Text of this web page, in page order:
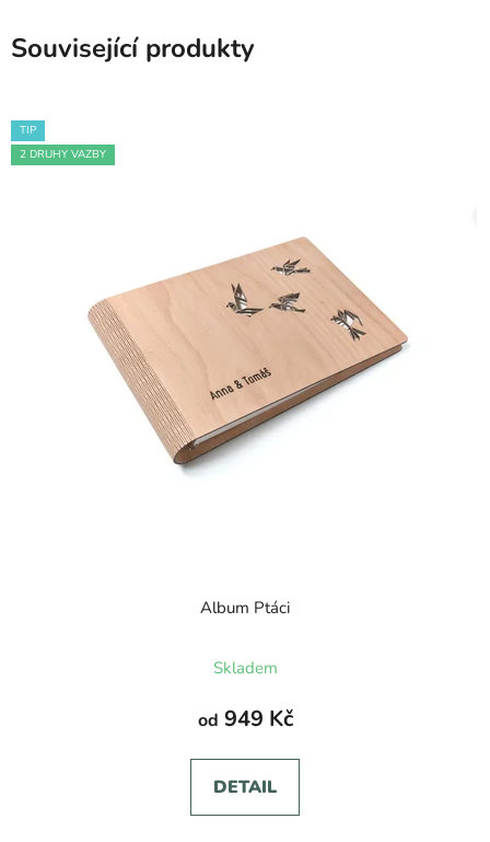
Související produkty
TIP
2 DRUHY VAZBY
Album Ptáci
hodnocení
produktu
je
5,0
z
5
Skladem
od 949 Kč
DETAIL